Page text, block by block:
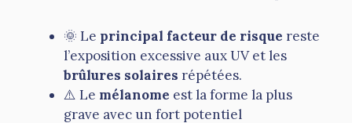
🌞 Le principal facteur de risque reste
l’exposition excessive aux UV et les
brûlures solaires répétées.
⚠️ Le mélanome est la forme la plus
grave avec un fort potentiel